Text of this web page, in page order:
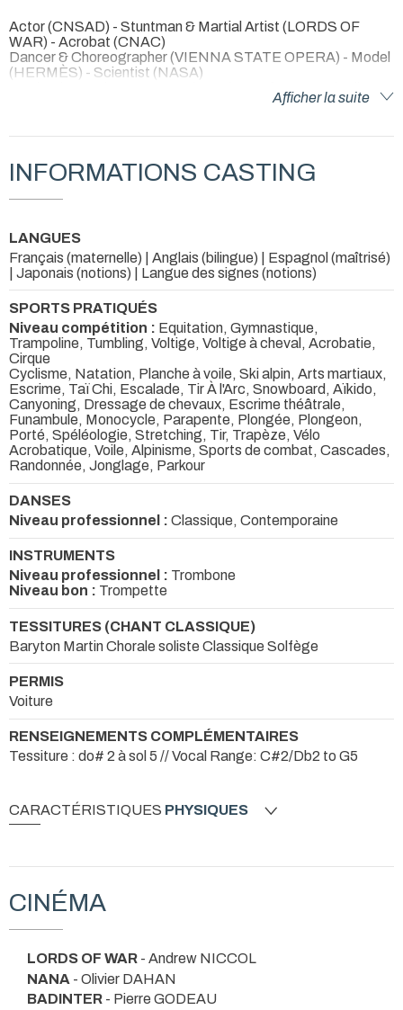
Actor (CNSAD) - Stuntman & Martial Artist (LORDS OF
WAR) - Acrobat (CNAC)
Dancer & Choreographer (VIENNA STATE OPERA) - Model
(HERMÈS) - Scientist (NASA)
Après avoir travaillé sur l'Antarctique pour la NASA
je me consacre désormais au Cinéma avec la même ardeur.
Je me donne sans limite pour des œuvres fortes, sensibles,
subtiles, émouvantes et pleines de sens.
« Faites que le rêve dévore votre vie
afin que la vie ne dévore pas votre rêve. »
~ Antoine de Saint-Exupéry ~
Afficher la suite
INFORMATIONS CASTING
LANGUES
Français (maternelle) | Anglais (bilingue) | Espagnol (maîtrisé)
| Japonais (notions) | Langue des signes (notions)
SPORTS PRATIQUÉS
Niveau compétition : Equitation, Gymnastique,
Trampoline, Tumbling, Voltige, Voltige à cheval, Acrobatie,
Cirque
Cyclisme, Natation, Planche à voile, Ski alpin, Arts martiaux,
Escrime, Taï Chi, Escalade, Tir À l'Arc, Snowboard, Aïkido,
Canyoning, Dressage de chevaux, Escrime théâtrale,
Funambule, Monocycle, Parapente, Plongée, Plongeon,
Porté, Spéléologie, Stretching, Tir, Trapèze, Vélo
Acrobatique, Voile, Alpinisme, Sports de combat, Cascades,
Randonnée, Jonglage, Parkour
DANSES
Niveau professionnel : Classique, Contemporaine
INSTRUMENTS
Niveau professionnel : Trombone
Niveau bon : Trompette
TESSITURES (CHANT CLASSIQUE)
Baryton Martin Chorale soliste Classique Solfège
PERMIS
Voiture
RENSEIGNEMENTS COMPLÉMENTAIRES
Tessiture : do# 2 à sol 5 // Vocal Range: C#2/Db2 to G5
CARACTÉRISTIQUES PHYSIQUES
CINÉMA
LORDS OF WAR - Andrew NICCOL
NANA - Olivier DAHAN
BADINTER - Pierre GODEAU